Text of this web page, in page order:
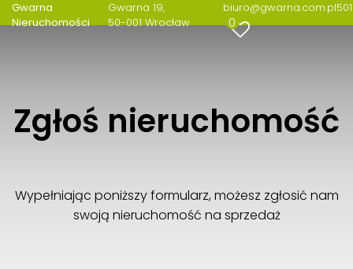
Gwarna
Nieruchomości
Gwarna 19
50-001 Wrocław
biuro@gwarna.com.pl
0
Gwarna Nieruchomości
biuro@gwarna.com.pl
Zgłoś nieruchomość
Wypełniając poniższy formularz, możesz zgłosić nam
swoją nieruchomość na sprzedaż